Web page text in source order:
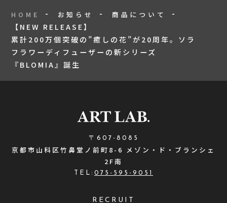
HOME お知らせ 商品について
【NEW RELEASE】
累計200万個突破の”癒しの花”が20周年。ソラ
フラワーディフューザーの新シリーズ
『BLOMIA』誕生
〒607-8085
京都市山科区竹鼻堂ノ前町8-6 メゾン・ド・ブランシェ
2F南
TEL: 075-595-9051
RECRUIT